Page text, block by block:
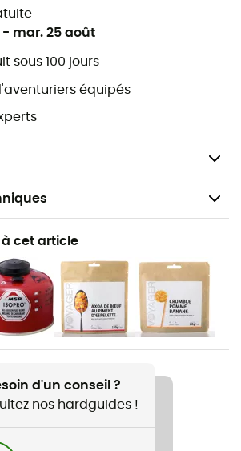
- mar. 25 août
sous 100 jours
équipés
ou un pare-vent afin de protéger
thermique, support de
/ Camping / Bivouac
cet article
d'un conseil ?
nos hardguides !